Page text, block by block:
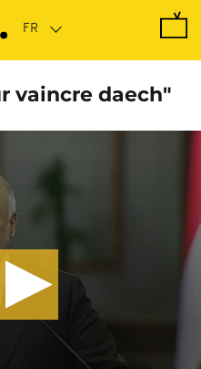
vaincre daech"